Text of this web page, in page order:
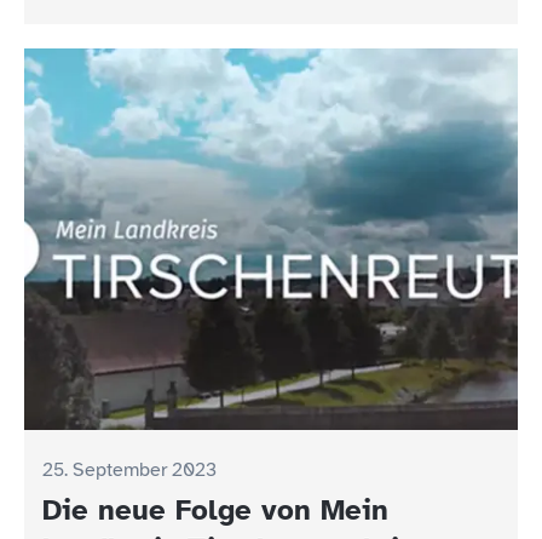
25. September 2023
Die neue Folge von Mein